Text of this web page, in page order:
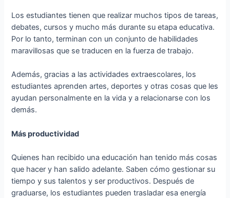
Los estudiantes tienen que realizar muchos tipos de tareas,
debates, cursos y mucho más durante su etapa educativa.
Por lo tanto, terminan con un conjunto de habilidades
maravillosas que se traducen en la fuerza de trabajo.
Además, gracias a las actividades extraescolares, los
estudiantes aprenden artes, deportes y otras cosas que les
ayudan personalmente en la vida y a relacionarse con los
demás.
Más productividad
Quienes han recibido una educación han tenido más cosas
que hacer y han salido adelante. Saben cómo gestionar su
tiempo y sus talentos y ser productivos. Después de
graduarse, los estudiantes pueden trasladar esa energía